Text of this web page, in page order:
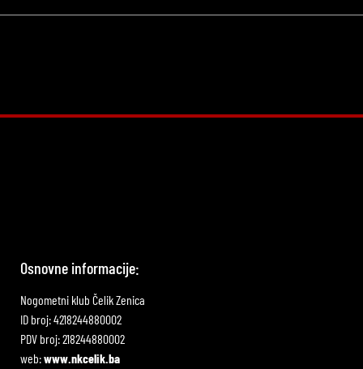
Osnovne informacije:
Nogometni klub Čelik Zenica
ID broj: 4218244880002
PDV broj: 218244880002
web:www.nkcelik.ba